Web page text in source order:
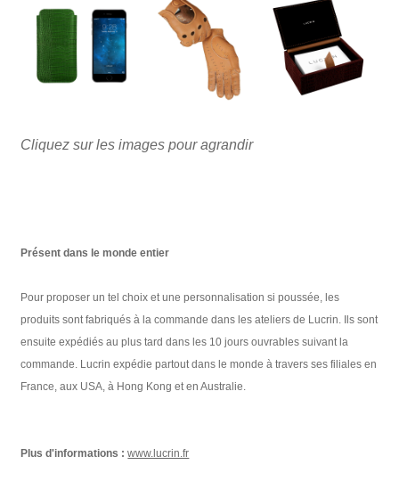
Cliquez sur les images pour agrandir
Présent dans le monde entier
Pour proposer un tel choix et une personnalisation si poussée, les
produits sont fabriqués à la commande dans les ateliers de Lucrin. Ils sont
ensuite expédiés au plus tard dans les 10 jours ouvrables suivant la
commande. Lucrin expédie partout dans le monde à travers ses filiales en
France, aux USA, à Hong Kong et en Australie.
Plus d'informations :www.lucrin.fr